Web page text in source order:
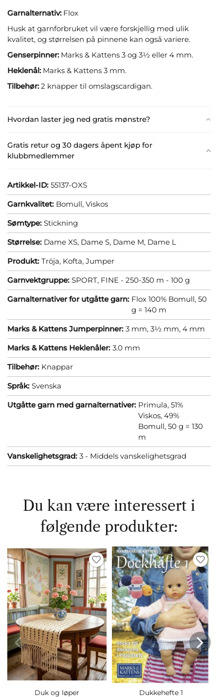
Hvordan laster jeg ned gratis mønstre?
Gratis retur og 30 dagers åpent kjøp for
klubbmedlemmer
Garnalternativ:Flox
Husk at garnforbruket vil være forskjellig med ulik
kvalitet, og størrelsen på pinnene kan også variere.
Genserpinner:Marks & Kattens 3 og 3½ eller 4 mm.
Heklenål:Marks & Kattens 3 mm.
Tilbehør:2 knapper til omslagscardigan.
Artikkel-ID: 55137-OXS
Garnkvalitet: Bomull, Viskos
Sømtype: Stickning
Størrelse: Dame XS, Dame S, Dame M, Dame L
Produkt: Tröja, Kofta, Jumper
Garnvektgruppe: SPORT, FINE - 250-350 m - 100 g
Garnalternativer for utgåtte garn: Flox 100% Bomull, 50
g = 140 m
Marks & Kattens Jumperpinner: 3 mm, 3½ mm, 4 mm
Marks & Kattens Heklenåler: 3.0 mm
Tilbehør: Knappar
Språk: Svenska
Utgåtte garn med garnalternativer: Primula, 51%
Viskos, 49%
Bomull, 50 g = 130
m
Vanskelighetsgrad: 3 - Middels vanskelighetsgrad
Du kan være interessert i
følgende produkter:
Duk og løper Dukkehefte 1